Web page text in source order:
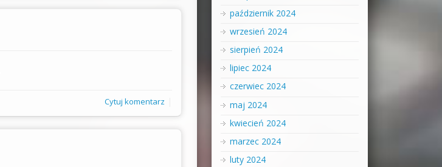
Cytuj komentarz
październik 2024
wrzesień 2024
sierpień 2024
lipiec 2024
czerwiec 2024
maj 2024
kwiecień 2024
marzec 2024
luty 2024